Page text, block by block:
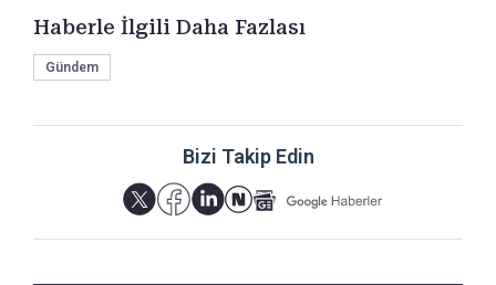
Haberle İlgili Daha Fazlası
Gündem
Bizi Takip Edin